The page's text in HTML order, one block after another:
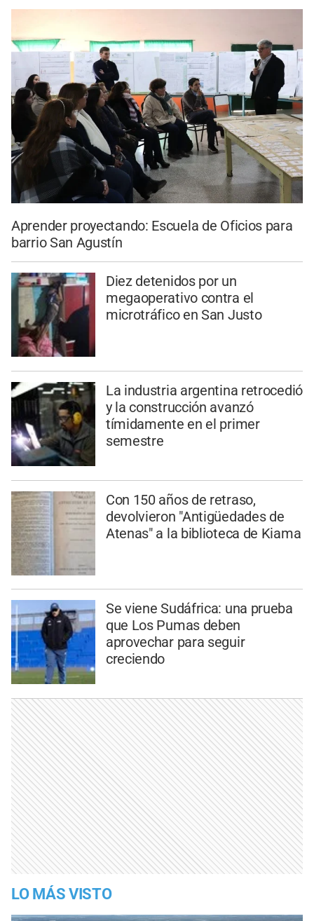
Aprender proyectando: Escuela de Oficios para
barrio San Agustín
Diez detenidos por un
megaoperativo contra el
microtráfico en San Justo
La industria argentina retrocedió
y la construcción avanzó
tímidamente en el primer
semestre
Con 150 años de retraso,
devolvieron "Antigüedades de
Atenas" a la biblioteca de Kiama
Se viene Sudáfrica: una prueba
que Los Pumas deben
aprovechar para seguir
creciendo
LO MÁS VISTO